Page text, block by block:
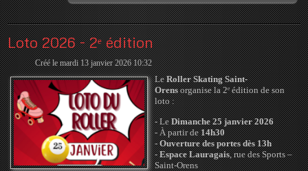
Loto 2026 - 2ᵉ édition
Créé le mardi 13 janvier 2026 10:32
LeRoller Skating Saint-
Orensorganise la 2ᵉ édition de son
loto :
- LeDimanche 25 janvier 2026
- À partir de14h30
-Ouverture des portes dès 13h
-Espace Lauragais, rue des Sports –
Saint-Orens